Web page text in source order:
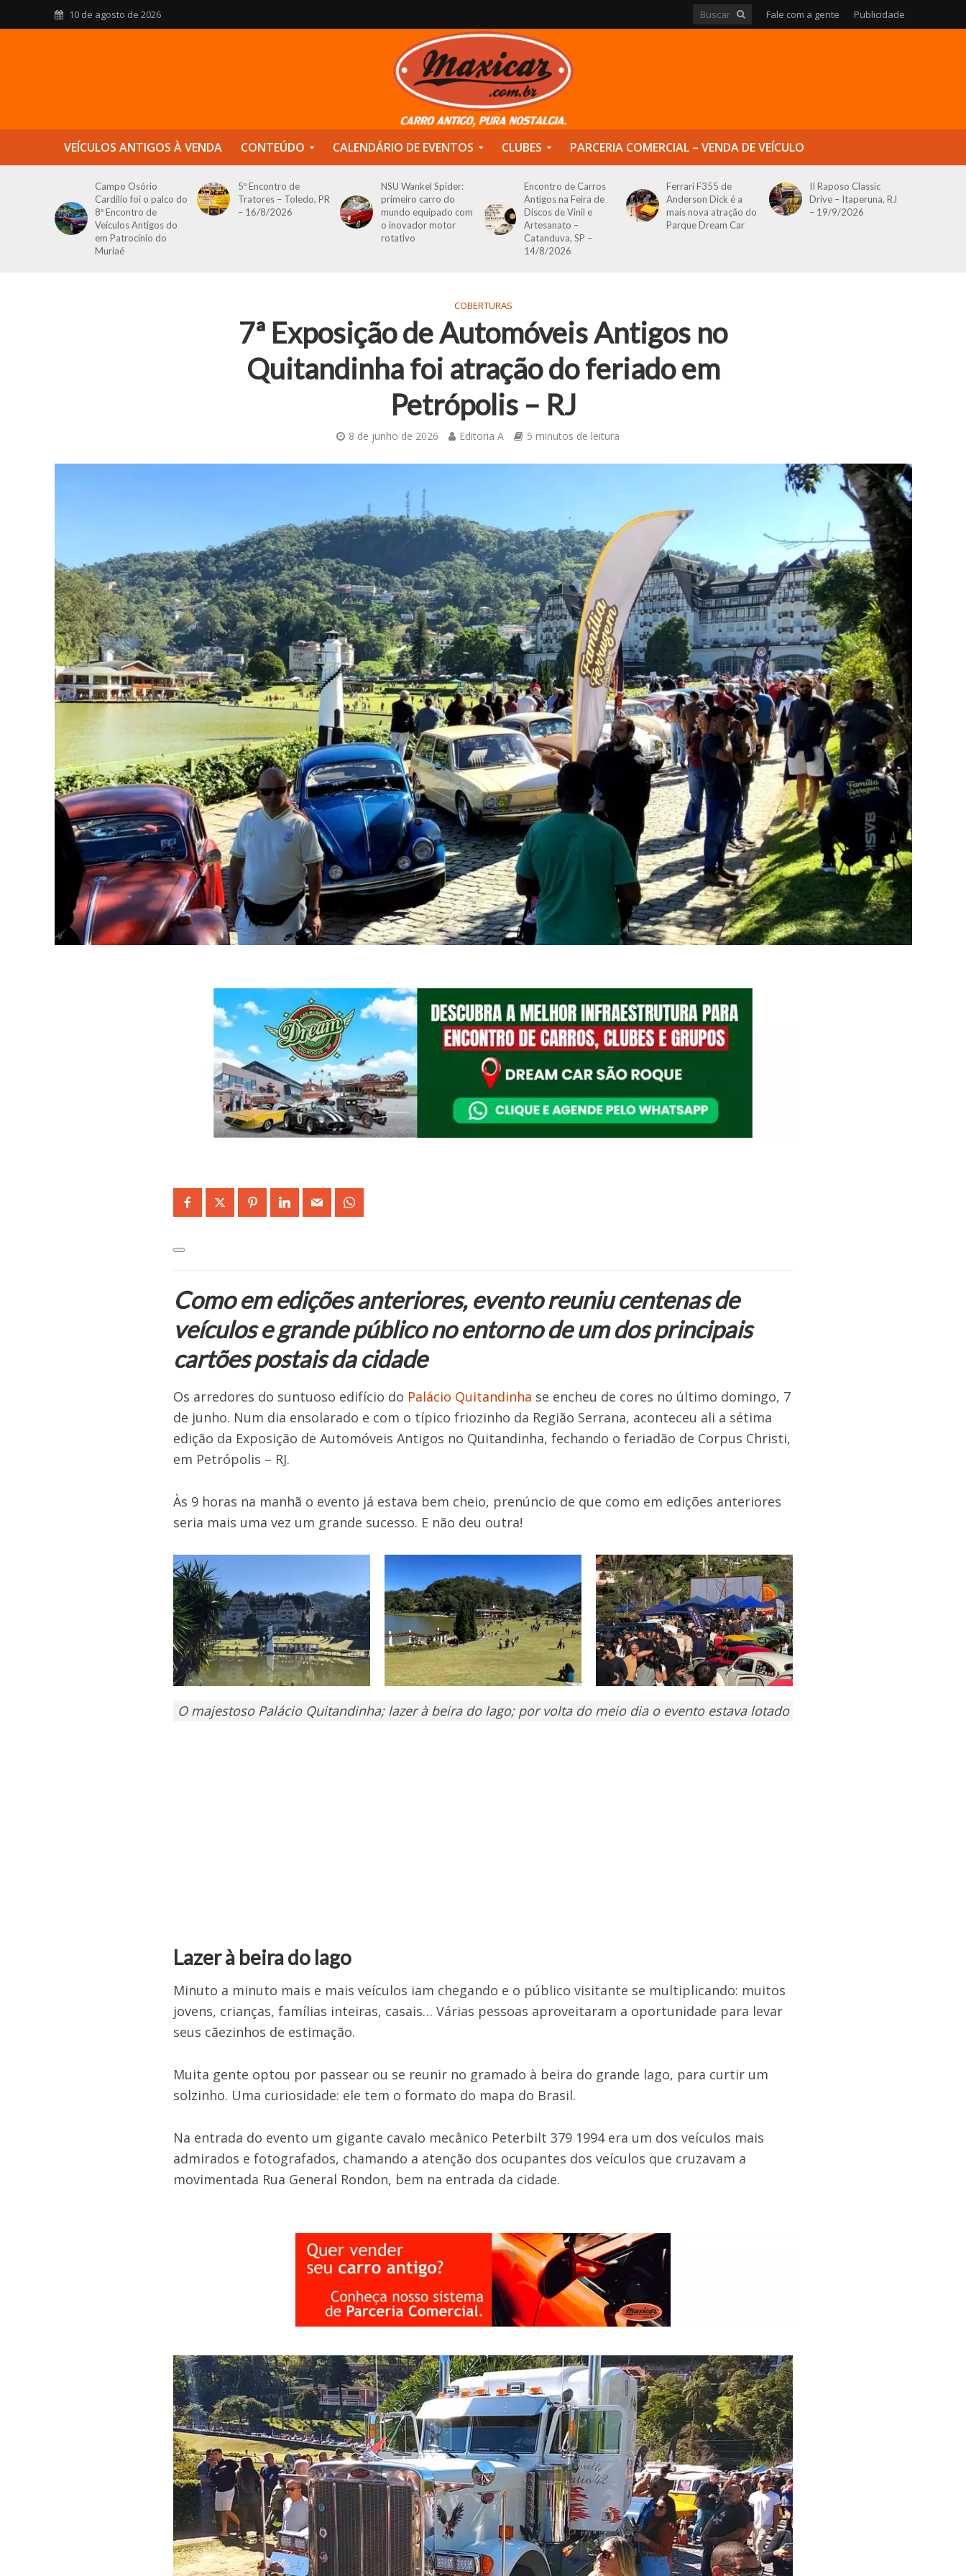
10 de agosto de 2026 Fale com a gente Publicidade
VEÍCULOS ANTIGOS À VENDA CONTEÚDO CALENDÁRIO DE EVENTOS CLUBES PARCERIA COMERCIAL – VENDA DE VEÍCULO
Campo Osório
Cardilio foi o palco do
8º Encontro de
Veículos Antigos do
em Patrocínio do
Muriaé
5º Encontro de
Tratores – Toledo, PR
– 16/8/2026
NSU Wankel Spider:
primeiro carro do
mundo equipado com
o inovador motor
rotativo
Encontro de Carros
Antigos na Feira de
Discos de Vinil e
Artesanato –
Catanduva, SP –
14/8/2026
Ferrari F355 de
Anderson Dick é a
mais nova atração do
Parque Dream Car
II Raposo Classic
Drive – Itaperuna, RJ
– 19/9/2026
COBERTURAS
7ª Exposição de Automóveis Antigos no
Quitandinha foi atração do feriado em
Petrópolis – RJ
8 de junho de 2026 Editoria A 5 minutos de leitura
Como em edições anteriores, evento reuniu centenas de
veículos e grande público no entorno de um dos principais
cartões postais da cidade
Os arredores do suntuoso edifício do Palácio Quitandinha se encheu de cores no último domingo, 7
de junho. Num dia ensolarado e com o típico friozinho da Região Serrana, aconteceu ali a sétima
edição da Exposição de Automóveis Antigos no Quitandinha, fechando o feriadão de Corpus Christi,
em Petrópolis – RJ.
Às 9 horas na manhã o evento já estava bem cheio, prenúncio de que como em edições anteriores
seria mais uma vez um grande sucesso. E não deu outra!
O majestoso Palácio Quitandinha; lazer à beira do lago; por volta do meio dia o evento estava lotado
Lazer à beira do lago
Minuto a minuto mais e mais veículos iam chegando e o público visitante se multiplicando: muitos
jovens, crianças, famílias inteiras, casais… Várias pessoas aproveitaram a oportunidade para levar
seus cãezinhos de estimação.
Muita gente optou por passear ou se reunir no gramado à beira do grande lago, para curtir um
solzinho. Uma curiosidade: ele tem o formato do mapa do Brasil.
Na entrada do evento um gigante cavalo mecânico Peterbilt 379 1994 era um dos veículos mais
admirados e fotografados, chamando a atenção dos ocupantes dos veículos que cruzavam a
movimentada Rua General Rondon, bem na entrada da cidade.